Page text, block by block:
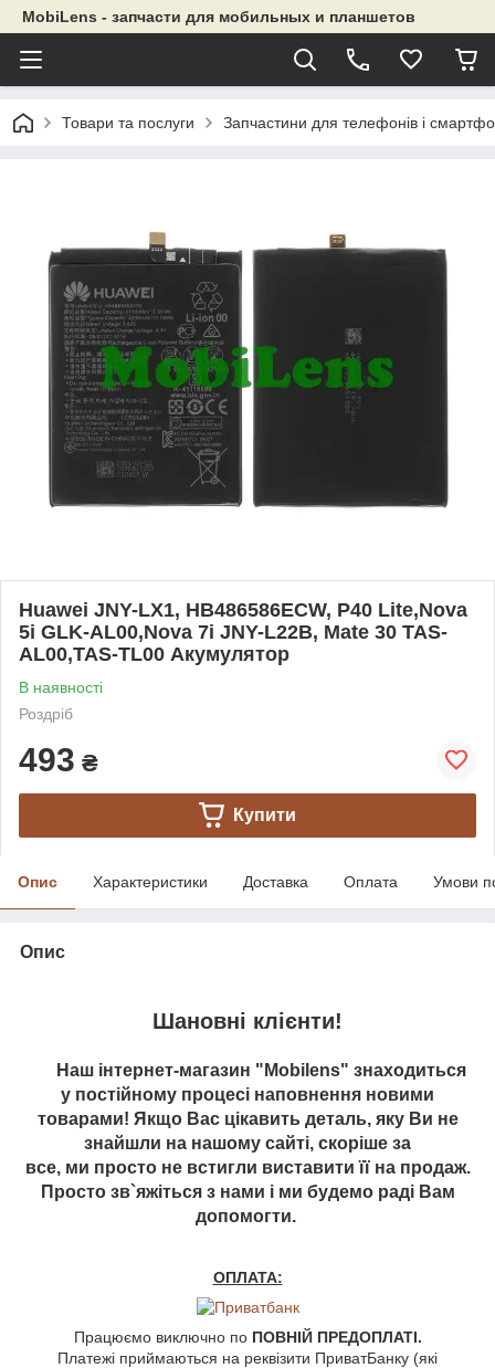
MobiLens - запчасти для мобильных и планшетов
Товари та послуги Запчастини для телефонів і
Huawei JNY-LX1, HB486586ECW, P40 Lite,Nova
5i GLK-AL00,Nova 7i JNY-L22B, Mate 30 TAS-
AL00,TAS-TL00 Акумулятор
В наявності
Роздріб
493 ₴
Купити
Опис Характеристики Доставка Оплата Умови
Опис
Шановні клієнти!
Наш інтернет-магазин "Mobilens" знаходиться
у постійному процесі наповнення новими
товарами! Якщо Вас цікавить деталь, яку Ви не
знайшли на нашому сайті, скоріше за
все, ми просто не встигли виставити її на продаж.
Просто зв`яжіться з нами і ми будемо раді Вам
допомогти.
ОПЛАТА:
Працюємо виключно по ПОВНІЙ ПРЕДОПЛАТІ.
Платежі приймаються на реквізити ПриватБанку (які